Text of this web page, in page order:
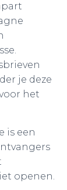
je deze
het
is een
openen.